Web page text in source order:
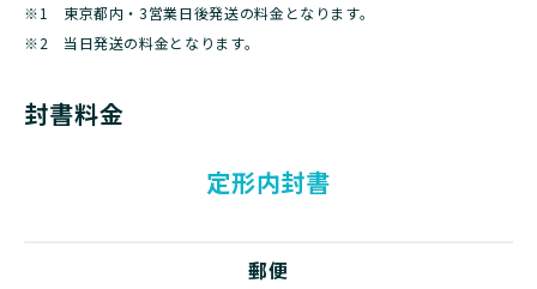
※1 東京都内・3営業日後発送の料金となります。
※2 当日発送の料金となります。
封書料金
定形内封書
郵便